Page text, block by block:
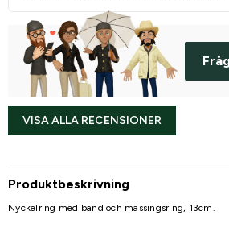
VISA ALLA RECENSIONER
Produktbeskrivning
Nyckelring med band och mässingsring, 13cm.